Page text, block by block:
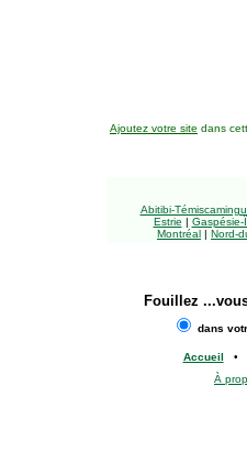
Ajoutez votre site dans
Abitibi-
Estrie | Gaspésie-
Montréal | Nord-
Fouillez
dans
Accueil •
À